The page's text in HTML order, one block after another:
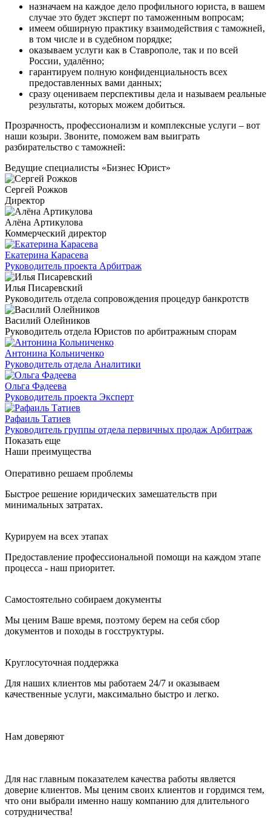
назначаем на каждое дело профильного юриста, в вашем
случае это будет эксперт по таможенным вопросам;
имеем обширную практику взаимодействия с таможней,
в том числе и в судебном порядке;
оказываем услуги как в Ставрополе, так и по всей
России, удалённо;
гарантируем полную конфиденциальность всех
предоставленных вами данных;
сразу оцениваем перспективы дела и называем реальные
результаты, которых можем добиться.
Прозрачность, профессионализм и комплексные услуги – вот
наши козыри. Звоните, поможем вам выиграть
разбирательство с таможней:
Ведущие специалисты «Бизнес Юрист»
Сергей Рожков
Директор
Алёна Артикулова
Коммерческий директор
Екатерина Карасева
Руководитель проекта Арбитраж
Илья Писаревский
Руководитель отдела сопровождения процедур банкротств
Василий Олейников
Руководитель отдела Юристов по арбитражным спорам
Антонина Кольниченко
Руководитель отдела Аналитики
Ольга Фадеева
Руководитель проекта Эксперт
Рафаиль Татиев
Руководитель группы отдела первичных продаж Арбитраж
Показать еще
Наши преимущества
Оперативно решаем проблемы
Быстрое решение юридических замешательств при
минимальных затратах.
Курируем на всех этапах
Предоставление профессиональной помощи на каждом этапе
процесса - наш приоритет.
Самостоятельно собираем документы
Мы ценим Ваше время, поэтому берем на себя сбор
документов и походы в госструктуры.
Круглосуточная поддержка
Для наших клиентов мы работаем 24/7 и оказываем
качественные услуги, максимально быстро и легко.
Нам доверяют
Для нас главным показателем качества работы является
доверие клиентов. Мы ценим своих клиентов и гордимся тем,
что они выбрали именно нашу компанию для длительного
сотрудничества!